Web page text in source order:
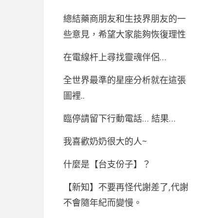
總結藥商朋友和生技界朋友的一
些意見，希望大家能夠恢復理性
在電線杆上尋找靈魂伴侶…
全世界最準的星座分析就在這張
圖裡..
臨停請留下行動電話… 結果…
我喜歡奶奶很大的人~
什麼是【台支份子】？
【新知】不要再怪代謝差了,代謝
不會隨年紀而變慢。